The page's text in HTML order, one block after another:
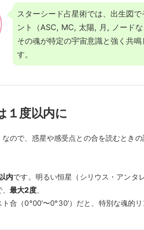
スターシード占星術では、出生図
ント（ASC, MC, 太陽, 月, ノードな
その魂が特定の宇宙意識と強く共鳴
す。
１度以内に
ので、惑星や感受点との合を読むとき
内です。明るい恒星（シリウス・アンタ
、最大2度、
合（0°00′〜0°30′）だと、特別な魂的